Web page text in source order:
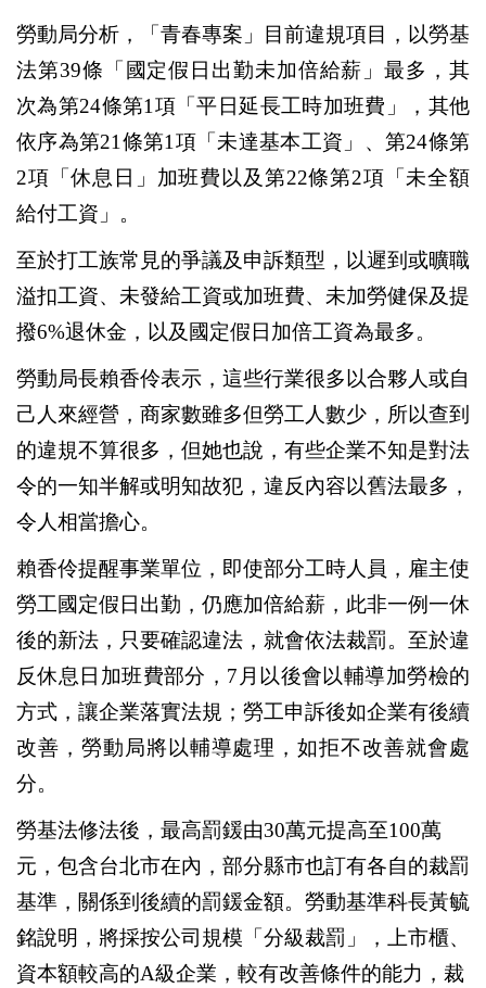
勞動局分析，「青春專案」目前違規項目，以勞基
法第39條「國定假日出勤未加倍給薪」最多，其
次為第24條第1項「平日延長工時加班費」，其他
依序為第21條第1項「未達基本工資」、第24條第
2項「休息日」加班費以及第22條第2項「未全額
給付工資」。
至於打工族常見的爭議及申訴類型，以遲到或曠職
溢扣工資、未發給工資或加班費、未加勞健保及提
撥6%退休金，以及國定假日加倍工資為最多。
勞動局長賴香伶表示，這些行業很多以合夥人或自
己人來經營，商家數雖多但勞工人數少，所以查到
的違規不算很多，但她也說，有些企業不知是對法
令的一知半解或明知故犯，違反內容以舊法最多，
令人相當擔心。
賴香伶提醒事業單位，即使部分工時人員，雇主使
勞工國定假日出勤，仍應加倍給薪，此非一例一休
後的新法，只要確認違法，就會依法裁罰。至於違
反休息日加班費部分，7月以後會以輔導加勞檢的
方式，讓企業落實法規；勞工申訴後如企業有後續
改善，勞動局將以輔導處理，如拒不改善就會處
分。
勞基法修法後，最高罰鍰由30萬元提高至100萬
元，包含台北市在內，部分縣市也訂有各自的裁罰
基準，關係到後續的罰鍰金額。勞動基準科長黃毓
銘說明，將採按公司規模「分級裁罰」，上市櫃、
資本額較高的A級企業，較有改善條件的能力，裁